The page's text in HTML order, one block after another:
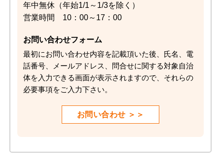
年中無休（年始1/1～1/3を除く）
営業時間 10：00～17：00
お問い合わせフォーム
最初にお問い合わせ内容を記載頂いた後、氏名、電
話番号、メールアドレス、問合せに関する対象自治
体を入力できる画面が表示されますので、それらの
必要事項をご入力下さい。
お問い合わせ ＞＞